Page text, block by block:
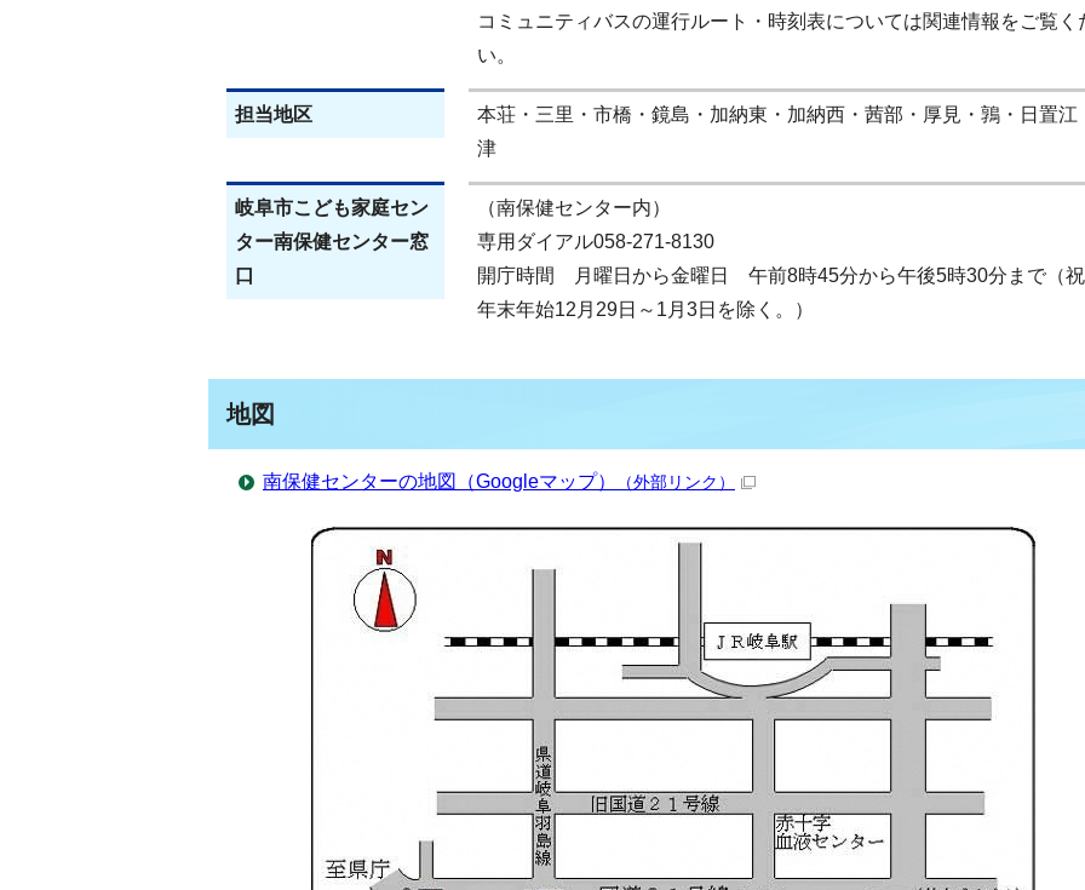
コミュニティバスの運行ルート・時刻表については関連情報をご覧く
い。
担当地区
本荘・三里・市橋・鏡島・加納東・加納西・茜部・厚見・鶉・日置江
津
岐阜市こども家庭セン
ター南保健センター窓
口
（南保健センター内）
専用ダイアル058-271-8130
開庁時間 月曜日から金曜日 午前8時45分から午後5時30分まで（
年末年始12月29日～1月3日を除く。）
地図
南保健センターの地図（Googleマップ） （外部リンク）